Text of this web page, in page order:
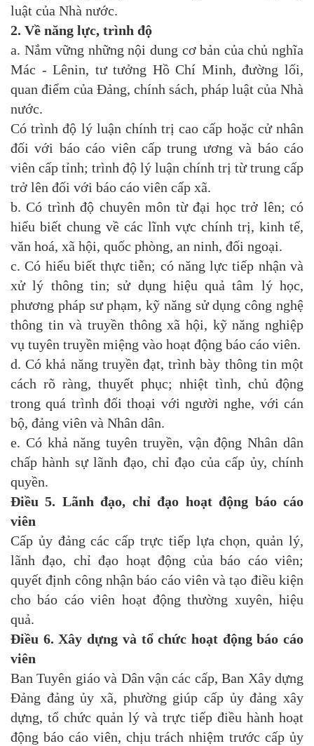
luật của Nhà nước.
2. Về năng lực, trình độ
a. Nắm vững những nội dung cơ bản của chủ nghĩa
Mác - Lênin, tư tưởng Hồ Chí Minh, đường lối,
quan điểm của Đảng, chính sách, pháp luật của Nhà
nước.
Có trình độ lý luận chính trị cao cấp hoặc cử nhân
đối với báo cáo viên cấp trung ương và báo cáo
viên cấp tỉnh; trình độ lý luận chính trị từ trung cấp
trở lên đối với báo cáo viên cấp xã.
b. Có trình độ chuyên môn từ đại học trở lên; có
hiểu biết chung về các lĩnh vực chính trị, kinh tế,
văn hoá, xã hội, quốc phòng, an ninh, đối ngoại.
c. Có hiểu biết thực tiễn; có năng lực tiếp nhận và
xử lý thông tin; sử dụng hiệu quả tâm lý học,
phương pháp sư phạm, kỹ năng sử dụng công nghệ
thông tin và truyền thông xã hội, kỹ năng nghiệp
vụ tuyên truyền miệng vào hoạt động báo cáo viên.
d. Có khả năng truyền đạt, trình bày thông tin một
cách rõ ràng, thuyết phục; nhiệt tình, chủ động
trong quá trình đối thoại với người nghe, với cán
bộ, đảng viên và Nhân dân.
e. Có khả năng tuyên truyền, vận động Nhân dân
chấp hành sự lãnh đạo, chỉ đạo của cấp ủy, chính
quyền.
Điều 5. Lãnh đạo, chỉ đạo hoạt động báo cáo
viên
Cấp ủy đảng các cấp trực tiếp lựa chọn, quản lý,
lãnh đạo, chỉ đạo hoạt động của báo cáo viên;
quyết định công nhận báo cáo viên và tạo điều kiện
cho báo cáo viên hoạt động thường xuyên, hiệu
quả.
Điều 6. Xây dựng và tổ chức hoạt động báo cáo
viên
Ban Tuyên giáo và Dân vận các cấp, Ban Xây dựng
Đảng đảng ủy xã, phường giúp cấp ủy đảng xây
dựng, tổ chức quản lý và trực tiếp điều hành hoạt
động báo cáo viên, chịu trách nhiệm trước cấp ủy